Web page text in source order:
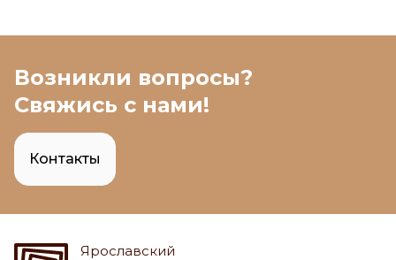
Возникли вопросы?
Свяжись с нами!
Контакты
Ярославский